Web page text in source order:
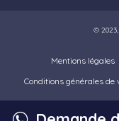
© 2023,
Mentions légales
Conditions générales de